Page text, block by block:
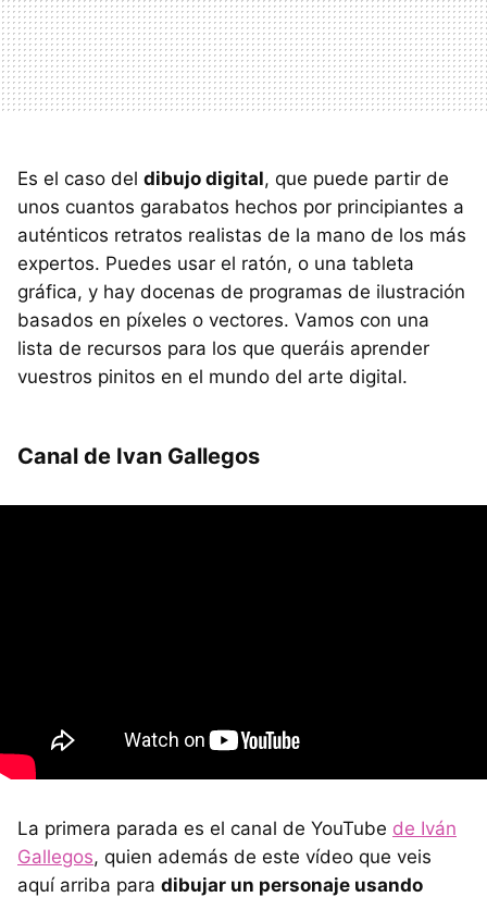
Es el caso del dibujo digital, que puede partir de
unos cuantos garabatos hechos por principiantes a
auténticos retratos realistas de la mano de los más
expertos. Puedes usar el ratón, o una tableta
gráfica, y hay docenas de programas de ilustración
basados en píxeles o vectores. Vamos con una
lista de recursos para los que queráis aprender
vuestros pinitos en el mundo del arte digital.
Canal de Ivan Gallegos
La primera parada es el canal de YouTube de Iván
Gallegos, quien además de este vídeo que veis
aquí arriba para dibujar un personaje usando